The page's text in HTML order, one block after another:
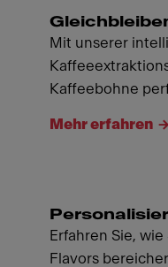
Mit unserer
Kaffeebohne
Mehr erfahren
Erfahren Sie,
Flavors